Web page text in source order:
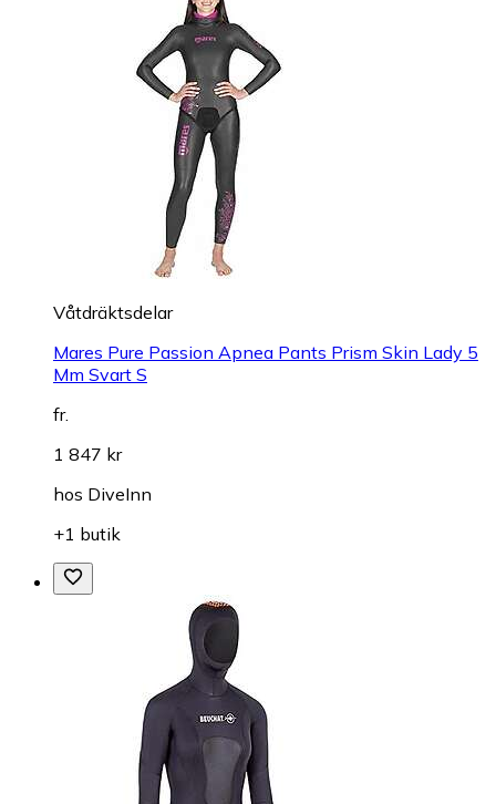
Våtdräktsdelar
Mares Pure Passion Apnea Pants Prism Skin Lady 5
Mm Svart S
fr.
1 847 kr
hos DiveInn
+1 butik